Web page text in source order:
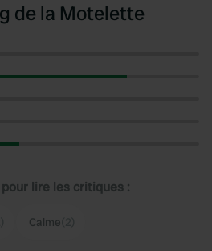
de la Motelette
lire les critiques :
Calme